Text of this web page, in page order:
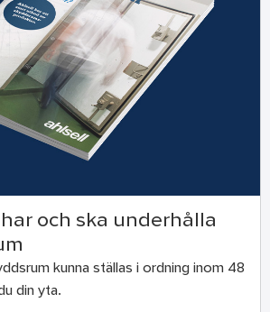
har och ska underhålla
kunna ställas i ordning inom 48
din yta.